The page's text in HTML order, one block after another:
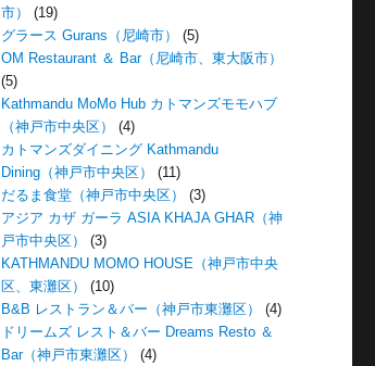
市）
(19)
グラース Gurans（尼崎市）
(5)
OM Restaurant ＆ Bar（尼崎市、東大阪市）
(5)
Kathmandu MoMo Hub カトマンズモモハブ
（神戸市中央区）
(4)
カトマンズダイニング Kathmandu
Dining（神戸市中央区）
(11)
だるま食堂（神戸市中央区）
(3)
アジア カザ ガーラ ASIA KHAJA GHAR（神
戸市中央区）
(3)
KATHMANDU MOMO HOUSE（神戸市中央
区、東灘区）
(10)
B&B レストラン＆バー（神戸市東灘区）
(4)
ドリームズ レスト＆バー Dreams Resto ＆
Bar（神戸市東灘区）
(4)